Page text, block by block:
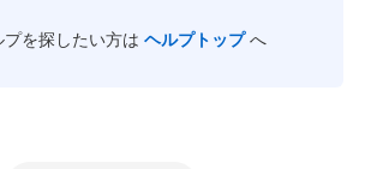
を探したい方は ヘルプトップへ